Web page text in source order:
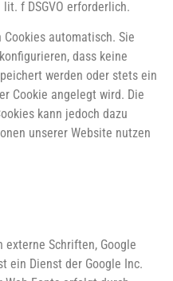
f DSGVO erforderlich.
automatisch. Sie
dass keine
werden oder stets ein
Cookie angelegt wird. Die
kann jedoch dazu
unserer Website nutzen
Schriften, Google
ein Dienst der Google Inc.